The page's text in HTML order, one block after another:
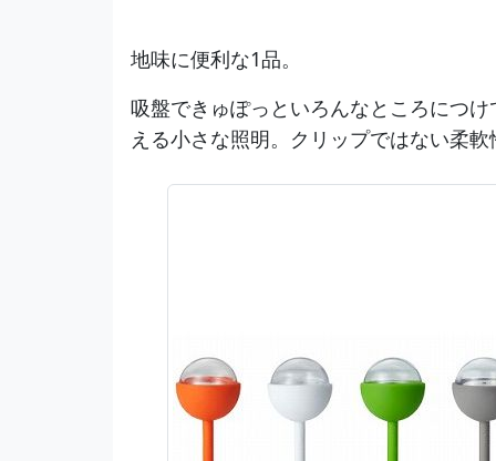
地味に便利な1品。
吸盤できゅぽっといろんなところにつ
える小さな照明。クリップではない柔